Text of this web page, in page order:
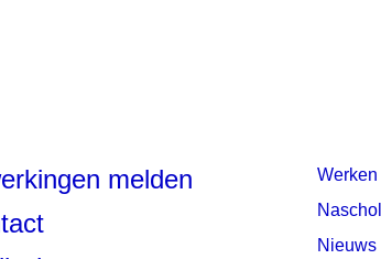
melden
Nieuws